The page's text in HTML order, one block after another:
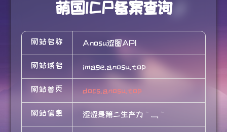
萌国ICP备案查询
网站名称 Anosu涩图API
网站域名 image.anosu.top
网站首页 docs.anosu.top
网站信息 涩涩是第二生产力￣﹃￣